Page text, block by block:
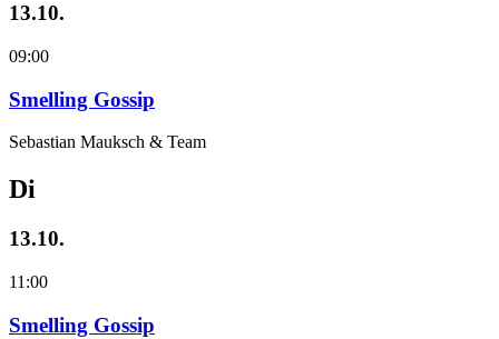
13.10.
09:00
Smelling Gossip
Sebastian Mauksch & Team
Di
13.10.
11:00
Smelling Gossip